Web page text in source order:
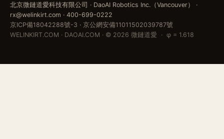
北京微鏈道愛科技有限公司 · DaoAI Robotics Inc.（Vancouver） ·
rx@welinkirt.com · 400-699-0222
京ICP備18042288號-3 · 京公網安備11011502039787號
WELINKIRT.COM · DAOAI.COM · © 2026 微鏈道愛 · φ = 1.618